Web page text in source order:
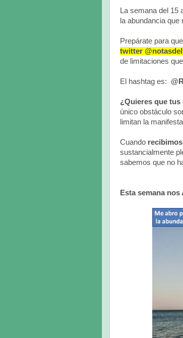
La semana del 15
la abundancia
Prepárate para
twitter
de limitaciones
El hashtag es:
¿Quieres que tus
único obstáculo
limitan la
Cuando
sustancialmente
sabemos que no
Esta semana nos